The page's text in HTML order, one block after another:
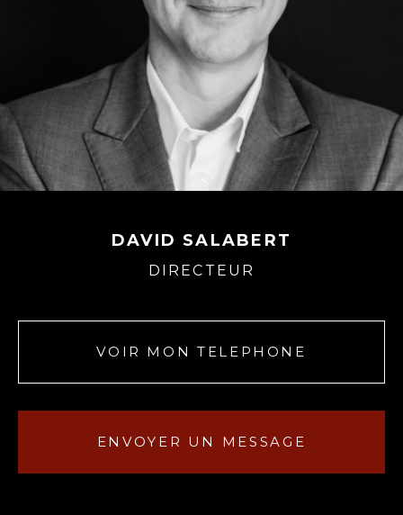
DAVID SALABERT
DIRECTEUR
VOIR MON TELEPHONE
ENVOYER UN MESSAGE